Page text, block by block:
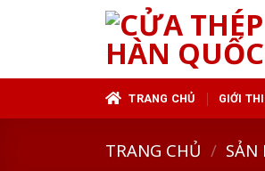
TRANG CHỦ GIỚI
TRANG CHỦ / SẢN